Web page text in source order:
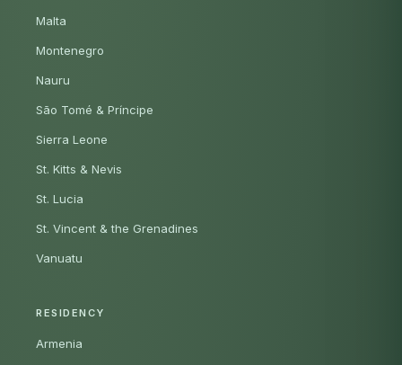
Malta
Montenegro
Nauru
São Tomé & Príncipe
Sierra Leone
St. Kitts & Nevis
St. Lucia
St. Vincent & the Grenadines
Vanuatu
RESIDENCY
Armenia